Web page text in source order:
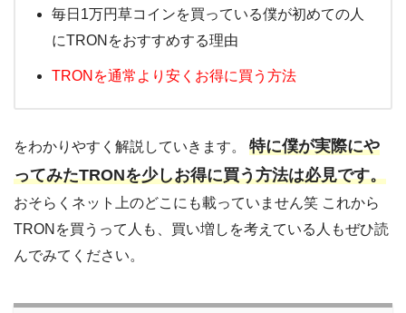
毎日1万円草コインを買っている僕が初めての人
にTRONをおすすめする理由
TRONを通常より安くお得に買う方法
をわかりやすく解説していきます。 特に僕が実際にや
ってみたTRONを少しお得に買う方法は必見です。
おそらくネット上のどこにも載っていません笑 これから
TRONを買うって人も、買い増しを考えている人もぜひ読
んでみてください。